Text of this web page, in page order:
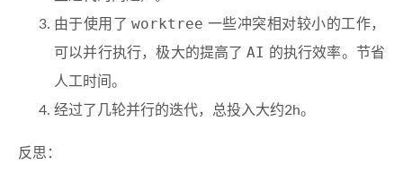
由于使用了 worktree 一些冲突相对较小的工作，
可以并行执行，极大的提高了 AI 的执行效率。节省
人工时间。
经过了几轮并行的迭代，总投入大约2h。
反思：